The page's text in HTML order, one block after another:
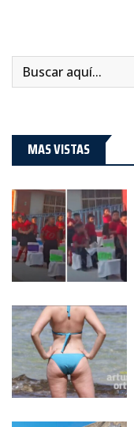
MAS VISTAS